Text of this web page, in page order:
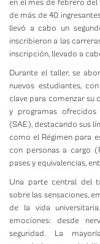
en el mes de febrero
de más de 40
llevó a cabo un
inscribieron a las
inscripción, llevado a
Durante el taller, se
nuevos estudiantes,
clave para comenzar su
y programas
(SAE), destacando sus
como el Régimen para
con personas a cargo
pases y equivalencias,
Una parte central del
sobre las sensaciones,
de la vida
emociones: desde
seguridad. La